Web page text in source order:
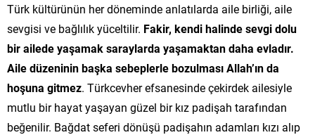
Türk kültürünün her döneminde anlatılarda aile birliği, aile
sevgisi ve bağlılık yüceltilir. Fakir, kendi halinde sevgi dolu
bir ailede yaşamak saraylarda yaşamaktan daha evladır.
Aile düzeninin başka sebeplerle bozulması Allah’ın da
hoşuna gitmez. Türkcevher efsanesinde çekirdek ailesiyle
mutlu bir hayat yaşayan güzel bir kız padişah tarafından
beğenilir. Bağdat seferi dönüşü padişahın adamları kızı alıp